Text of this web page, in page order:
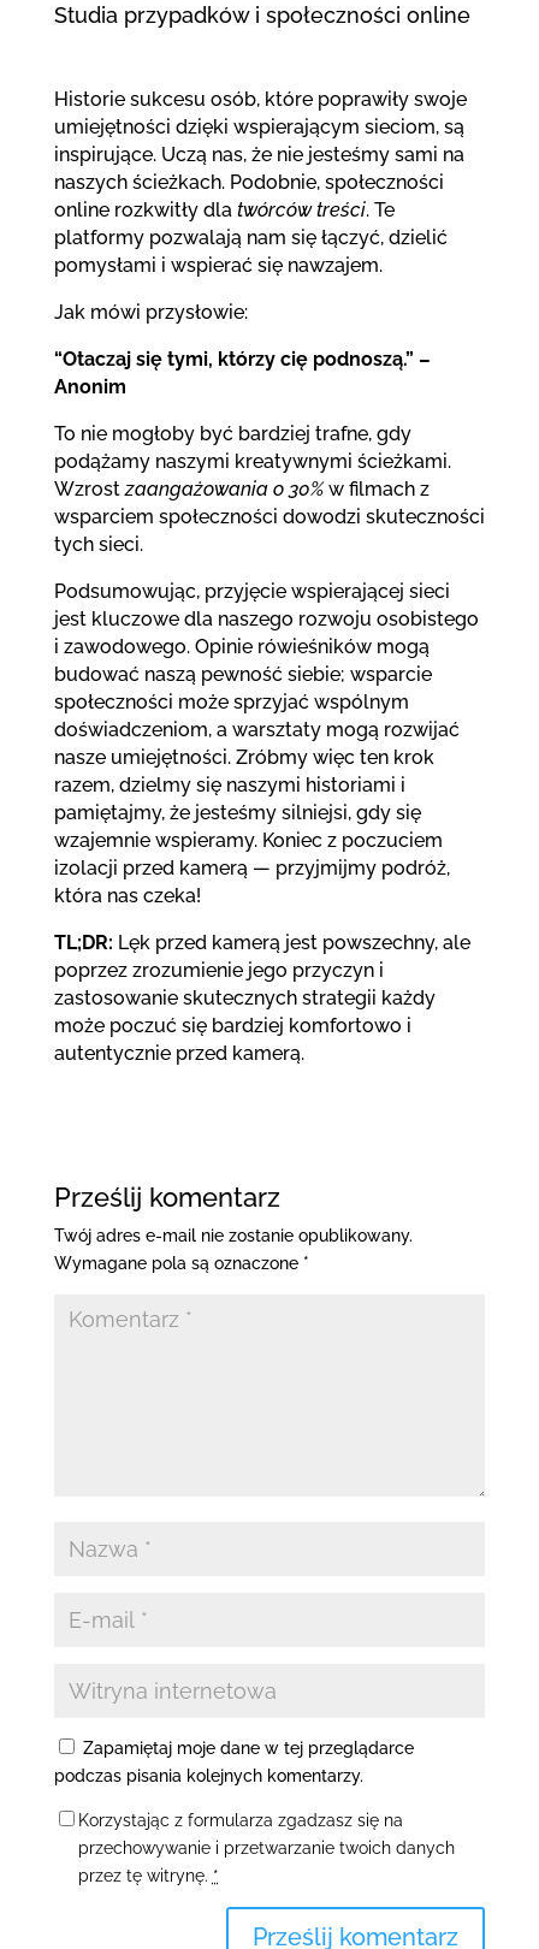
Studia przypadków i społeczności online
Historie sukcesu osób, które poprawiły swoje
umiejętności dzięki wspierającym sieciom, są
inspirujące. Uczą nas, że nie jesteśmy sami na
naszych ścieżkach. Podobnie, społeczności
online rozkwitły dla twórców treści. Te
platformy pozwalają nam się łączyć, dzielić
pomysłami i wspierać się nawzajem.
Jak mówi przysłowie:
“Otaczaj się tymi, którzy cię podnoszą.” –
Anonim
To nie mogłoby być bardziej trafne, gdy
podążamy naszymi kreatywnymi ścieżkami.
Wzrostzaangażowania o 30%w filmach z
wsparciem społeczności dowodzi skuteczności
tych sieci.
Podsumowując, przyjęcie wspierającej sieci
jest kluczowe dla naszego rozwoju osobistego
i zawodowego. Opinie rówieśników mogą
budować naszą pewność siebie; wsparcie
społeczności może sprzyjać wspólnym
doświadczeniom, a warsztaty mogą rozwijać
nasze umiejętności. Zróbmy więc ten krok
razem, dzielmy się naszymi historiami i
pamiętajmy, że jesteśmy silniejsi, gdy się
wzajemnie wspieramy. Koniec z poczuciem
izolacji przed kamerą — przyjmijmy podróż,
która nas czeka!
TL;DR: Lęk przed kamerą jest powszechny, ale
poprzez zrozumienie jego przyczyn i
zastosowanie skutecznych strategii każdy
może poczuć się bardziej komfortowo i
autentycznie przed kamerą.
Prześlij komentarz
Twój adres e-mail nie zostanie opublikowany.
Wymagane pola są oznaczone *
Zapamiętaj moje dane w tej przeglądarce
podczas pisania kolejnych komentarzy.
Korzystając z formularza zgadzasz się na
przechowywanie i przetwarzanie twoich danych
przez tę witrynę. *